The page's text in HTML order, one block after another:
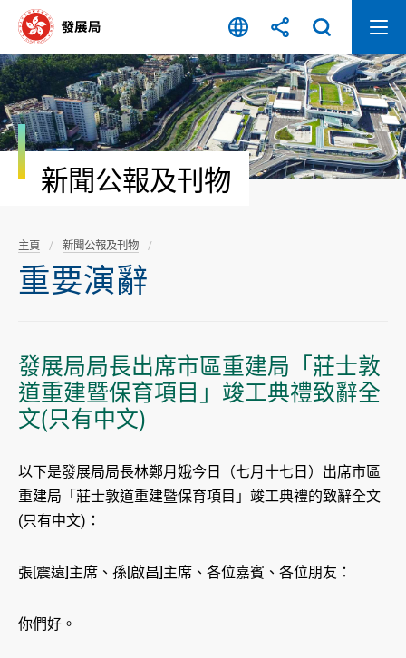
容
開
始
新聞公報及刊物
主頁 新聞公報及刊物
重要演辭
發展局局長出席市區重建局「莊士敦
道重建暨保育項目」竣工典禮致辭全
文(只有中文)
以下是發展局局長林鄭月娥今日（七月十七日）出席市區
重建局「莊士敦道重建暨保育項目」竣工典禮的致辭全文
(只有中文)：
張[震遠]主席、孫[啟昌]主席、各位嘉賓、各位朋友：
你們好。